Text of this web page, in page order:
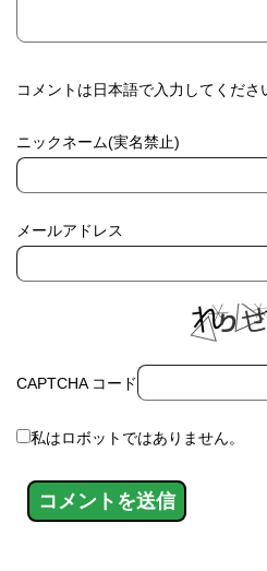
コメントは日本語で入力してくださ
ニックネーム(実名禁止)
メールアドレス
CAPTCHA コード
私はロボットではありません。